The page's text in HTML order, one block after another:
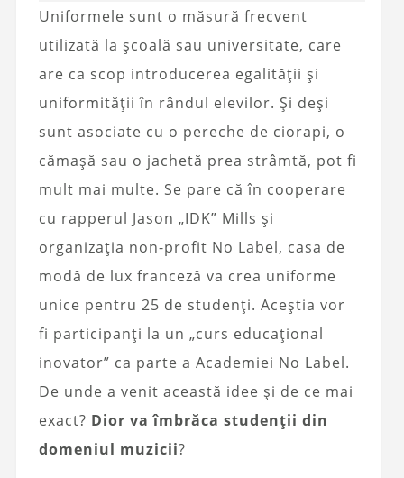
Uniformele sunt o măsură frecvent
utilizată la școală sau universitate, care
are ca scop introducerea egalității și
uniformității în rândul elevilor. Și deși
sunt asociate cu o pereche de ciorapi, o
cămașă sau o jachetă prea strâmtă, pot fi
mult mai multe. Se pare că în cooperare
cu rapperul Jason „IDK” Mills și
organizația non-profit No Label, casa de
modă de lux franceză va crea uniforme
unice pentru 25 de studenți. Aceștia vor
fi participanți la un „curs educațional
inovator” ca parte a Academiei No Label.
De unde a venit această idee și de ce mai
exact? Dior va îmbrăca studenții din
domeniul muzicii?